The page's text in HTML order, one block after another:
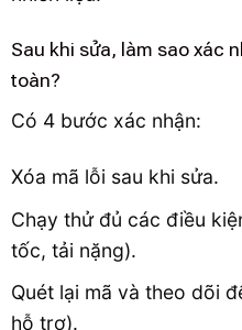
Sau khi sửa, làm sao xác
toàn?
Có 4 bước xác nhận:
Xóa mã lỗi sau khi sửa.
Chạy thử đủ các điều
tốc, tải nặng).
Quét lại mã và theo dõi
hỗ trợ).